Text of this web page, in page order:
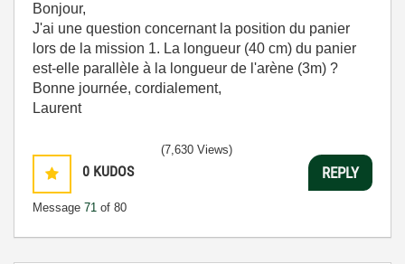
Bonjour,
J'ai une question concernant la position du panier
lors de la mission 1. La longueur (40 cm) du panier
est-elle parallèle à la longueur de l'arène (3m) ?
Bonne journée, cordialement,
Laurent
0 KUDOS
Message 71 of 80
(7,630 Views)
REPLY